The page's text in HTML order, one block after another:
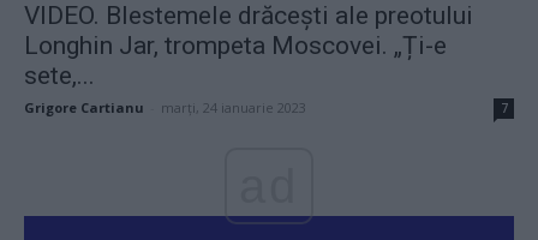
VIDEO. Blestemele drăcești ale preotului
Longhin Jar, trompeta Moscovei. „Ți-e
sete,...
Grigore Cartianu marți, 24 ianuarie 2023 7